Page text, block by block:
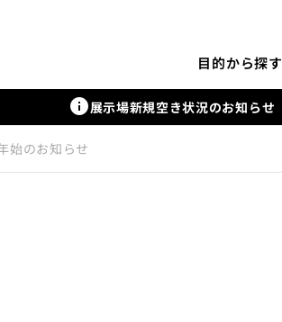
目的から探す
info展示場新規空き状況のお知らせ
始のお知らせ